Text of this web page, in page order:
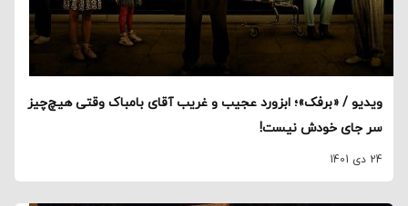
ویدیو / «برفک»؛ ابزورد عجیب و غریب آقای بامباک وقتی هیچ‌چیز
سر جای خودش نیست!
24 دی 1401